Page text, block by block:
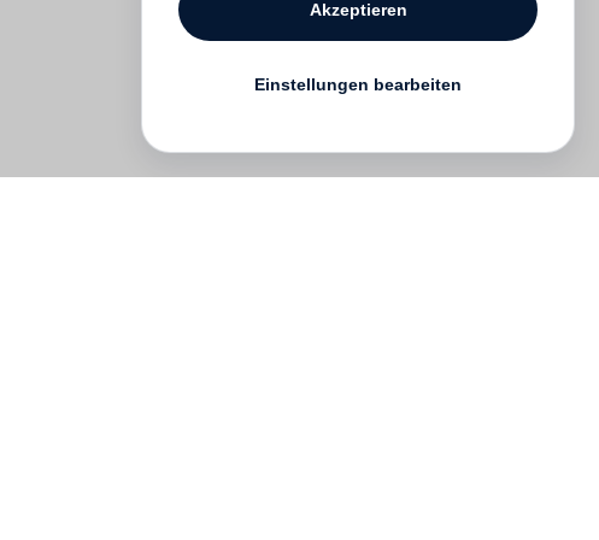
Akzeptieren
Einstellungen bearbeiten